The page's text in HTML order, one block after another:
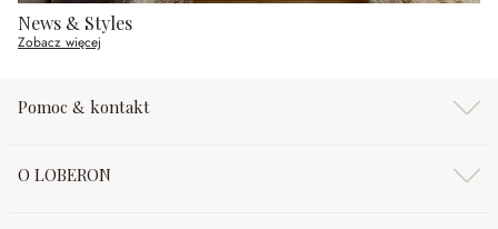
News & Styles
Zobacz więcej
Pomoc & kontakt
O LOBERON